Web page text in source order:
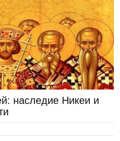
наследие Никеи и